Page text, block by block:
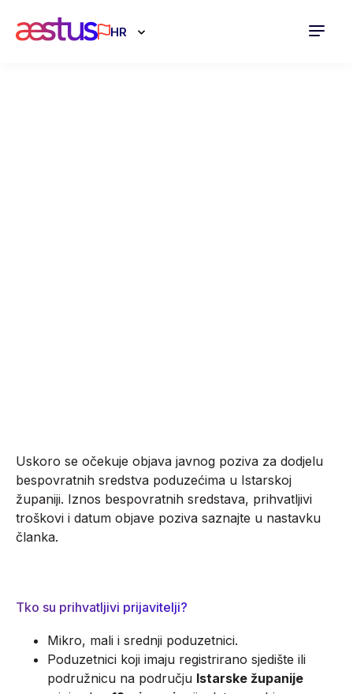
HR
Uskoro se očekuje objava javnog poziva za dodjelu
bespovratnih sredstva poduzećima u Istarskoj
županiji. Iznos bespovratnih sredstava, prihvatljivi
troškovi i datum objave poziva saznajte u nastavku
članka.
Tko su prihvatljivi prijavitelji?
Mikro, mali i srednji poduzetnici.
Poduzetnici koji imaju registrirano sjedište ili
podružnicu na području Istarske županije